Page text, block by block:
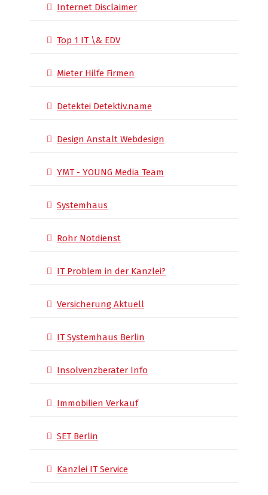
Internet Disclaimer
Top 1 IT \& EDV
Mieter Hilfe Firmen
Detektei Detektiv.name
Design Anstalt Webdesign
YMT - YOUNG Media Team
Systemhaus
Rohr Notdienst
IT Problem in der Kanzlei?
Versicherung Aktuell
IT Systemhaus Berlin
Insolvenzberater Info
Immobilien Verkauf
SET Berlin
Kanzlei IT Service